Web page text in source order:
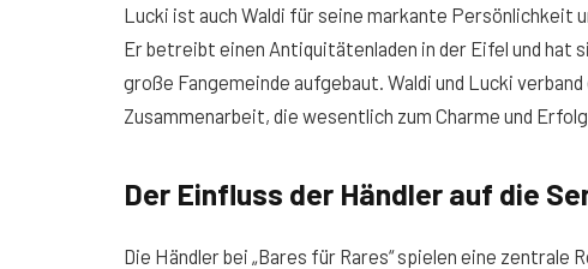
Lucki ist auch Waldi für seine markante Persönlichkeit
Er betreibt einen Antiquitätenladen in der Eifel und hat
große Fangemeinde aufgebaut. Waldi und Lucki
Zusammenarbeit, die wesentlich zum Charme und
Der Einfluss der Händler auf die
Die Händler bei „Bares für Rares“ spielen eine zentrale